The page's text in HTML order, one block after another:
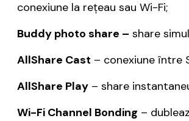
conexiune la rețeau sau Wi-Fi;
Buddy photo share – share
AllShare Cast – conexiune între
AllShare Play – share
Wi-Fi Channel Bonding –